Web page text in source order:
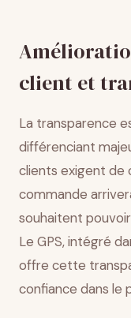
client et
La transparence
différenciant
clients exigent de
commande
souhaitent
Le GPS, intégré
offre cette
confiance dans le